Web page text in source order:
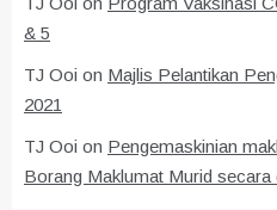
& 5
TJ Ooi on Majlis Pelantikan
2021
TJ Ooi on Pengemaskinian
Borang Maklumat Murid secara